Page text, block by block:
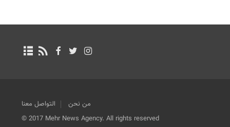
من نحن
التواصل معنا
© 2017 Mehr News Agency. All rights reserved